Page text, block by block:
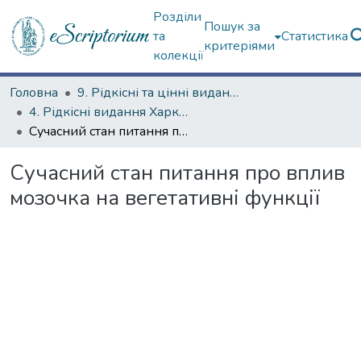
Розділи
та
колекції
Пошук за
критеріями
Статистика
Головна
9. Рідкісні та цінні видання
4. Рідкісні видання Харкова ХХ ст.
Сучасний стан питання про вплив мозочка на вегетативні функції
Сучасний стан питання про вплив
мозочка на вегетативні функції